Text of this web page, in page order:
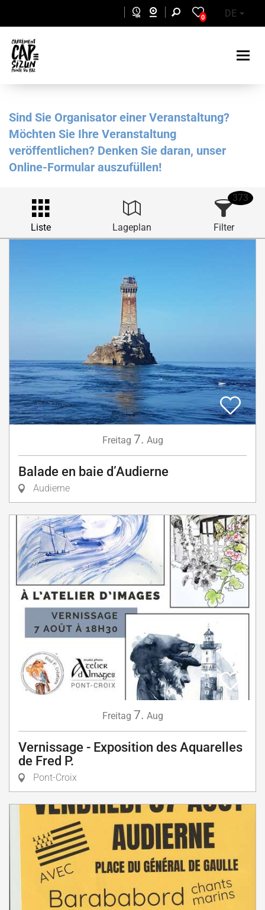
0 DE
Sind Sie Organisator einer Veranstaltung?
Möchten Sie Ihre Veranstaltung
veröffentlichen? Denken Sie daran, unser
Online-Formular auszufüllen!
Liste Lageplan Filter
373
Freitag 7. Aug
Balade en baie d’Audierne
Audierne
Freitag 7. Aug
Vernissage - Exposition des Aquarelles
de Fred P.
Pont-Croix